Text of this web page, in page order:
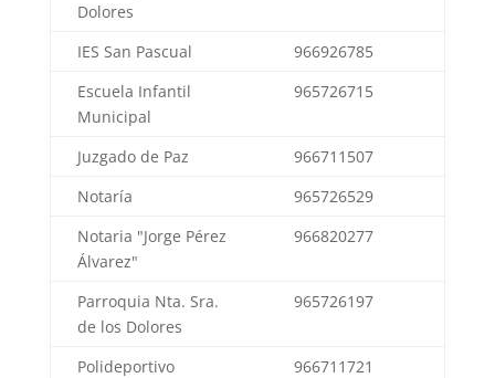
Dolores
IES San Pascual
966926785
Escuela Infantil
Municipal
965726715
Juzgado de Paz
966711507
Notaría
965726529
Notaria "Jorge Pérez
Álvarez"
966820277
Parroquia Nta. Sra.
de los Dolores
965726197
Polideportivo
966711721